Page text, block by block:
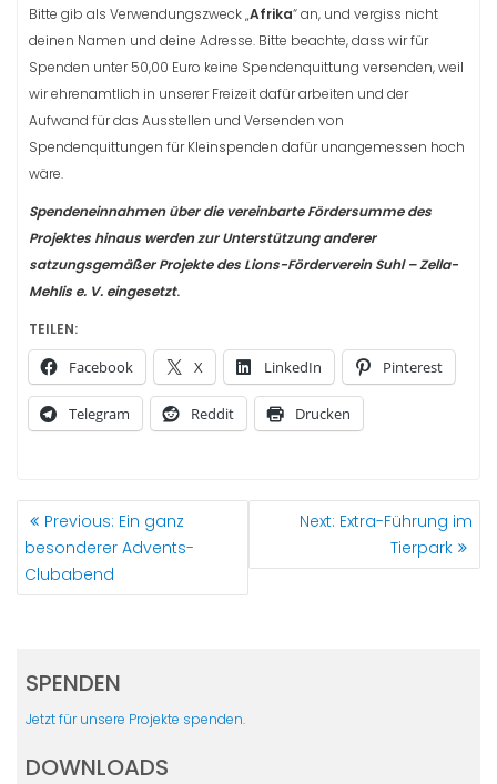
Bitte gib als Verwendungszweck „Afrika“ an, und vergiss nicht
deinen Namen und deine Adresse. Bitte beachte, dass wir für
Spenden unter 50,00 Euro keine Spendenquittung versenden, weil
wir ehrenamtlich in unserer Freizeit dafür arbeiten und der
Aufwand für das Ausstellen und Versenden von
Spendenquittungen für Kleinspenden dafür unangemessen hoch
wäre.
Spendeneinnahmen über die vereinbarte Fördersumme des
Projektes hinaus werden zur Unterstützung anderer
satzungsgemäßer Projekte des Lions-Förderverein Suhl – Zella-
Mehlis e. V. eingesetzt.
TEILEN:
Facebook X LinkedIn Pinterest
Telegram Reddit Drucken
BEITRAGSNAVIGATION
Previous: Previous
post:
Ein ganz
besonderer Advents-
Clubabend
Next: Next
Extra-Führung im
Tierpark
SPENDEN
Jetzt für unsere Projekte spenden.
DOWNLOADS